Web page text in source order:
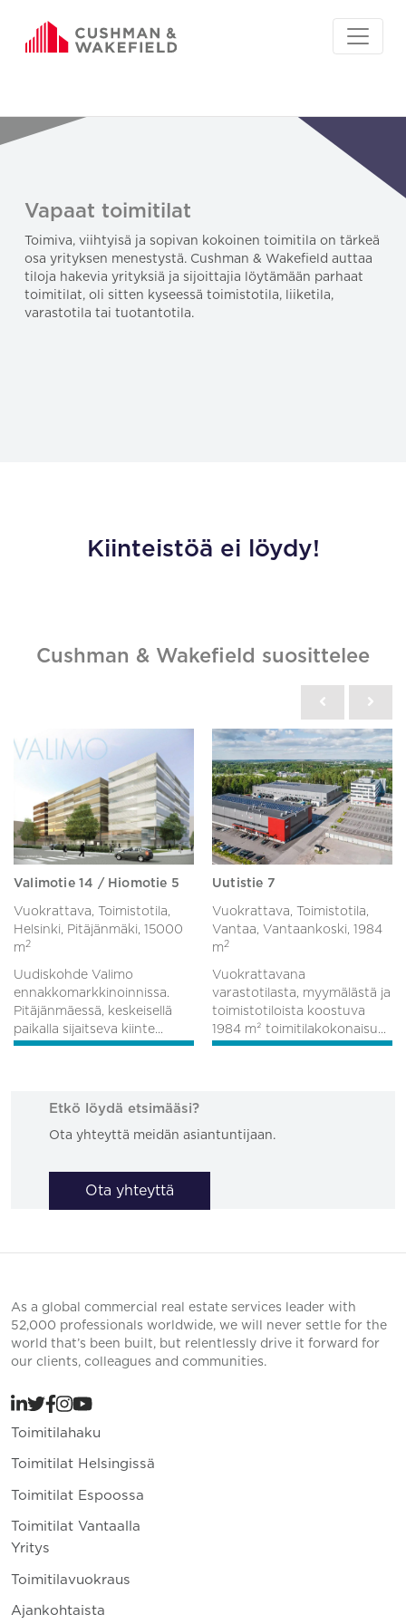
Vapaat toimitilat
Toimiva, viihtyisä ja sopivan kokoinen toimitila on tärkeä
osa yrityksen menestystä. Cushman & Wakefield auttaa
tiloja hakevia yrityksiä ja sijoittajia löytämään parhaat
toimitilat, oli sitten kyseessä toimistotila, liiketila,
varastotila tai tuotantotila.
Kiinteistöä ei löydy!
Cushman & Wakefield suosittelee
Valimotie 14 / Hiomotie 5
Vuokrattava, Toimistotila,
Helsinki, Pitäjänmäki, 15000
m 2
Uudiskohde Valimo
ennakkomarkkinoinnissa.
Pitäjänmäessä, keskeisellä
paikalla sijaitseva kiinte...
Uutistie 7
Vuokrattava, Toimistotila,
Vantaa, Vantaankoski, 1984
m 2
Vuokrattavana
varastotilasta, myymälästä ja
toimistotiloista koostuva
1984 m² toimitilakokonaisu...
Etkö löydä etsimääsi?
Ota yhteyttä meidän asiantuntijaan.
Ota yhteyttä
As a global commercial real estate services leader with
52,000 professionals worldwide, we will never settle for the
world that’s been built, but relentlessly drive it forward for
our clients, colleagues and communities.
Toimitilahaku
Toimitilat Helsingissä
Toimitilat Espoossa
Toimitilat Vantaalla
Yritys
Toimitilavuokraus
Ajankohtaista